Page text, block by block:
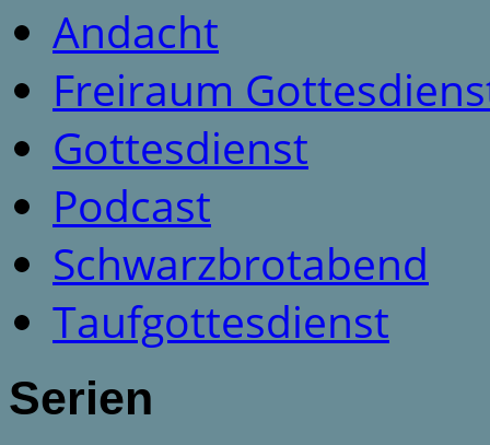
Andacht
Freiraum
Gottesdienst
Podcast
Schwarzbrotabend
Taufgottesdienst
Serien